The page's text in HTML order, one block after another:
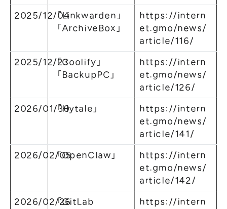
2025/12/04「Linkwarden」
「ArchiveBox」
https://intern
et.gmo/news/
article/116/
2025/12/23「Coolify」
「BackupPC」
https://intern
et.gmo/news/
article/126/
2026/01/30「Hytale」
https://intern
et.gmo/news/
article/141/
2026/02/05「OpenClaw」
https://intern
et.gmo/news/
article/142/
2026/02/26「GitLab
https://intern